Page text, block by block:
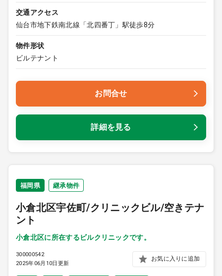
交通アクセス
仙台市地下鉄南北線「北四番丁」駅徒歩8分
物件形状
ビルテナント
お問合せ
詳細を見る
福岡県 継承物件
小倉北区宇佐町/クリニックビル/空きテナ
ント
小倉北区に所在するビルクリニックです。
300000542
2025年06月10日更新
お気に入りに追加